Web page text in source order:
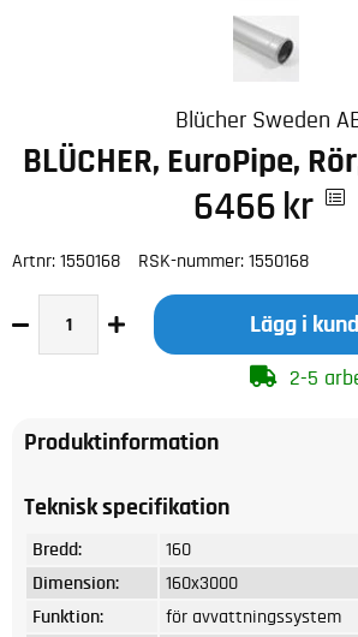
Blücher Sweden
BLÜCHER, EuroPipe,
6466 kr
Artnr: 1550168 RSK-nummer: 1550168
Lägg i
2-5
Produktinformation
Teknisk specifikation
Bredd:
160
Dimension:
160x3000
Funktion:
för avvattningssystem